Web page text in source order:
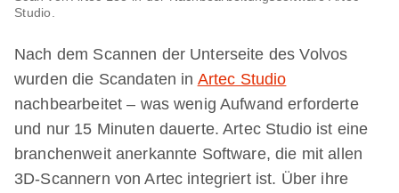
Studio.
Nach dem Scannen der Unterseite des Volvos
wurden die Scandaten in Artec Studio
nachbearbeitet – was wenig Aufwand erforderte
und nur 15 Minuten dauerte. Artec Studio ist eine
branchenweit anerkannte Software, die mit allen
3D-Scannern von Artec integriert ist. Über ihre